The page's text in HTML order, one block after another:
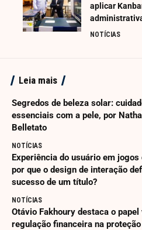
aplicar
NOTÍCIAS
Leia mais
Segredos de beleza solar:
essenciais com a pele, por
Belletato
NOTÍCIAS
Experiência do usuário em
por que o design de interação
sucesso de um título?
NOTÍCIAS
Otávio Fakhoury destaca o
regulação financeira na